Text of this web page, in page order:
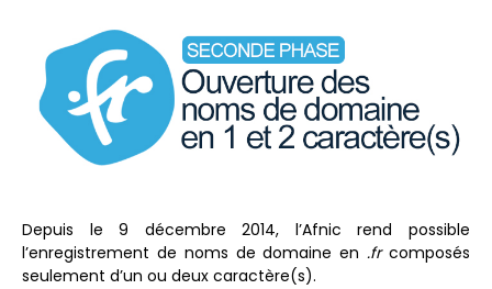
Depuis le 9 décembre 2014, l’Afnic rend possible
l’enregistrement de noms de domaine en.frcomposés
seulement d’un ou deux caractère(s).